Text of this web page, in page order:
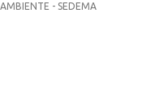
- SEDEMA